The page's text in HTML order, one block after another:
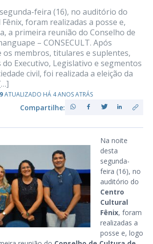
feira (16), no auditório do
foram realizadas a posse e,
a primeira reunião do Conselho de
– CONSECULT. Após
os membros, titulares e suplentes,
Executivo, Legislativo e segmentos
civil, foi realizada a eleição da
ATUALIZADO HÁ 4 ANOS ATRÁS
Compartilhe:
Na noite
desta
segunda-
feira (16), no
auditório do
Centro
Cultural
Fênix, foram
realizadas a
posse e, logo